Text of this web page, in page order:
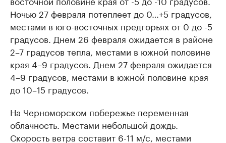
Ночью 27 февраля потеплеет до 0…+5 градусов,
местами в юго-восточных предгорьях от 0 до -5
градусов. Днем 26 февраля ожидается в районе
2–7 градусов тепла, местами в южной половине
края 4–9 градусов. Днем 27 февраля ожидается
4–9 градусов, местами в южной половине края
до 10–15 градусов.
На Черноморском побережье переменная
облачность. Местами небольшой дождь.
Скорость ветра составит 6-11 м/с, местами